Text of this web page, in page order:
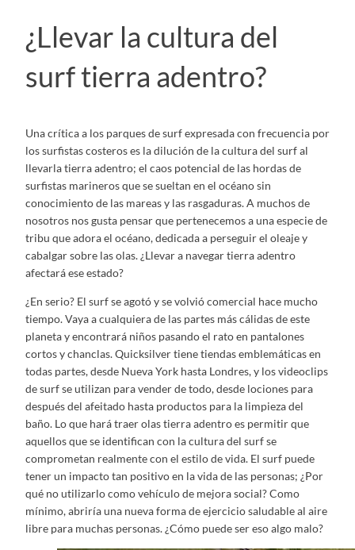
¿Llevar la cultura del
surf tierra adentro?
Una crítica a los parques de surf expresada con frecuencia por
los surfistas costeros es la dilución de la cultura del surf al
llevarla tierra adentro; el caos potencial de las hordas de
surfistas marineros que se sueltan en el océano sin
conocimiento de las mareas y las rasgaduras. A muchos de
nosotros nos gusta pensar que pertenecemos a una especie de
tribu que adora el océano, dedicada a perseguir el oleaje y
cabalgar sobre las olas. ¿Llevar a navegar tierra adentro
afectará ese estado?
¿En serio? El surf se agotó y se volvió comercial hace mucho
tiempo. Vaya a cualquiera de las partes más cálidas de este
planeta y encontrará niños pasando el rato en pantalones
cortos y chanclas. Quicksilver tiene tiendas emblemáticas en
todas partes, desde Nueva York hasta Londres, y los videoclips
de surf se utilizan para vender de todo, desde lociones para
después del afeitado hasta productos para la limpieza del
baño. Lo que hará traer olas tierra adentro es permitir que
aquellos que se identifican con la cultura del surf se
comprometan realmente con el estilo de vida. El surf puede
tener un impacto tan positivo en la vida de las personas; ¿Por
qué no utilizarlo como vehículo de mejora social? Como
mínimo, abriría una nueva forma de ejercicio saludable al aire
libre para muchas personas. ¿Cómo puede ser eso algo malo?